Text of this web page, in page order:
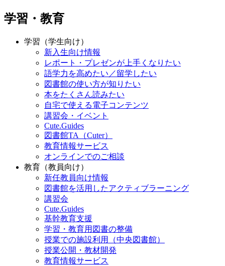
学習・教育
学習（学生向け）
新入生向け情報
レポート・プレゼンが上手くなりたい
語学力を高めたい／留学したい
図書館の使い方が知りたい
本をたくさん読みたい
自宅で使える電子コンテンツ
講習会・イベント
Cute.Guides
図書館TA（Cuter）
教育情報サービス
オンラインでのご相談
教育（教員向け）
新任教員向け情報
図書館を活用したアクティブラーニング
講習会
Cute.Guides
基幹教育支援
学習・教育用図書の整備
授業での施設利用（中央図書館）
授業公開・教材開発
教育情報サービス